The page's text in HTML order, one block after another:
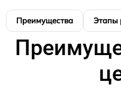
Преимущества Этапы